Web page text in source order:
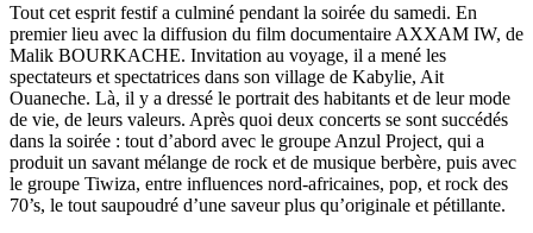
Tout cet esprit festif a culminé pendant la soirée du samedi. En
premier lieu avec la diffusion du film documentaire AXXAM IW, de
Malik BOURKACHE. Invitation au voyage, il a mené les
spectateurs et spectatrices dans son village de Kabylie, Ait
Ouaneche. Là, il y a dressé le portrait des habitants et de leur mode
de vie, de leurs valeurs. Après quoi deux concerts se sont succédés
dans la soirée : tout d’abord avec le groupe Anzul Project, qui a
produit un savant mélange de rock et de musique berbère, puis avec
le groupe Tiwiza, entre influences nord-africaines, pop, et rock des
70’s, le tout saupoudré d’une saveur plus qu’originale et pétillante.